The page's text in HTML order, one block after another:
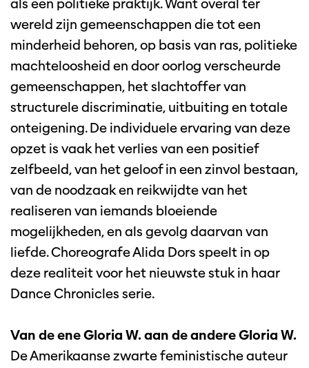
als een politieke praktijk. Want overal ter
wereld zijn gemeenschappen die tot een
minderheid behoren, op basis van ras, politieke
machteloosheid en door oorlog verscheurde
gemeenschappen, het slachtoffer van
structurele discriminatie, uitbuiting en totale
onteigening. De individuele ervaring van deze
opzet is vaak het verlies van een positief
zelfbeeld, van het geloof in een zinvol bestaan,
van de noodzaak en reikwijdte van het
realiseren van iemands bloeiende
mogelijkheden, en als gevolg daarvan van
liefde. Choreografe Alida Dors speelt in op
deze realiteit voor het nieuwste stuk in haar
Dance Chronicles serie.
Van de ene Gloria W. aan de andere Gloria W.
De Amerikaanse zwarte feministische auteur